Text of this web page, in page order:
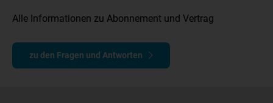
Alle Informationen zu Abonnement und Vertrag
zu den Fragen und Antworten